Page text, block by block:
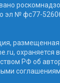
эл № фc77-
размещенная
охраняется
РФ об